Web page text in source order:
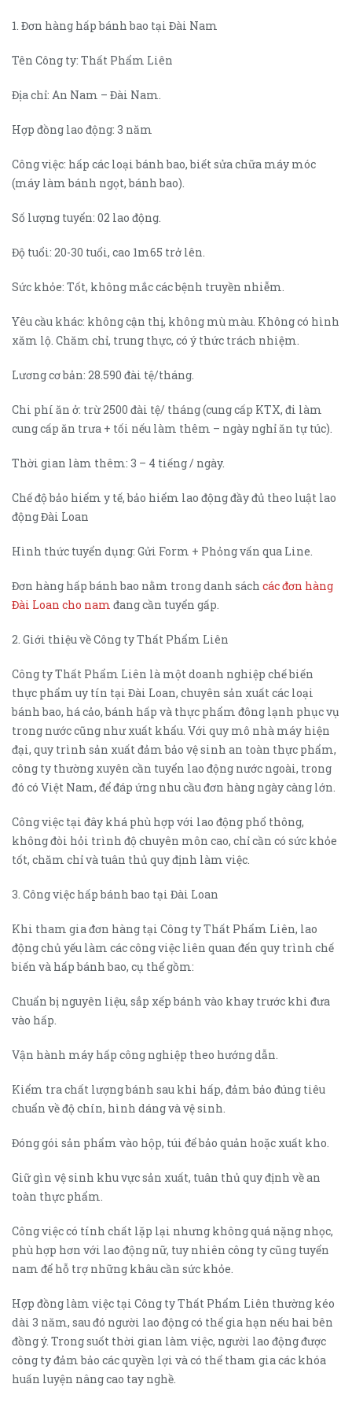
1. Đơn hàng hấp bánh bao tại Đài Nam
Tên Công ty: Thất Phẩm Liên
Địa chỉ: An Nam – Đài Nam.
Hợp đồng lao động: 3 năm
Công việc: hấp các loại bánh bao, biết sửa chữa máy móc
(máy làm bánh ngọt, bánh bao).
Số lượng tuyển: 02 lao động.
Độ tuổi: 20-30 tuổi, cao 1m65 trở lên.
Sức khỏe: Tốt, không mắc các bệnh truyền nhiễm.
Yêu cầu khác: không cận thị, không mù màu. Không có hình
xăm lộ. Chăm chỉ, trung thực, có ý thức trách nhiệm.
Lương cơ bản: 28.590 đài tệ/tháng.
Chi phí ăn ở: trừ 2500 đài tệ/ tháng (cung cấp KTX, đi làm
cung cấp ăn trưa + tối nếu làm thêm – ngày nghỉ ăn tự túc).
Thời gian làm thêm: 3 – 4 tiếng / ngày.
Chế độ bảo hiểm y tế, bảo hiểm lao động đầy đủ theo luật lao
động Đài Loan
Hình thức tuyển dụng: Gửi Form + Phỏng vấn qua Line.
Đơn hàng hấp bánh bao nằm trong danh sách các đơn hàng
Đài Loan cho nam đang cần tuyển gấp.
2. Giới thiệu về Công ty Thất Phẩm Liên
Công ty Thất Phẩm Liên là một doanh nghiệp chế biến
thực phẩm uy tín tại Đài Loan, chuyên sản xuất các loại
bánh bao, há cảo, bánh hấp và thực phẩm đông lạnh phục vụ
trong nước cũng như xuất khẩu. Với quy mô nhà máy hiện
đại, quy trình sản xuất đảm bảo vệ sinh an toàn thực phẩm,
công ty thường xuyên cần tuyển lao động nước ngoài, trong
đó có Việt Nam, để đáp ứng nhu cầu đơn hàng ngày càng lớn.
Công việc tại đây khá phù hợp với lao động phổ thông,
không đòi hỏi trình độ chuyên môn cao, chỉ cần có sức khỏe
tốt, chăm chỉ và tuân thủ quy định làm việc.
3. Công việc hấp bánh bao tại Đài Loan
Khi tham gia đơn hàng tại Công ty Thất Phẩm Liên, lao
động chủ yếu làm các công việc liên quan đến quy trình chế
biến và hấp bánh bao, cụ thể gồm:
Chuẩn bị nguyên liệu, sắp xếp bánh vào khay trước khi đưa
vào hấp.
Vận hành máy hấp công nghiệp theo hướng dẫn.
Kiểm tra chất lượng bánh sau khi hấp, đảm bảo đúng tiêu
chuẩn về độ chín, hình dáng và vệ sinh.
Đóng gói sản phẩm vào hộp, túi để bảo quản hoặc xuất kho.
Giữ gìn vệ sinh khu vực sản xuất, tuân thủ quy định về an
toàn thực phẩm.
Công việc có tính chất lặp lại nhưng không quá nặng nhọc,
phù hợp hơn với lao động nữ, tuy nhiên công ty cũng tuyển
nam để hỗ trợ những khâu cần sức khỏe.
Hợp đồng làm việc tại Công ty Thất Phẩm Liên thường kéo
dài 3 năm, sau đó người lao động có thể gia hạn nếu hai bên
đồng ý. Trong suốt thời gian làm việc, người lao động được
công ty đảm bảo các quyền lợi và có thể tham gia các khóa
huấn luyện nâng cao tay nghề.